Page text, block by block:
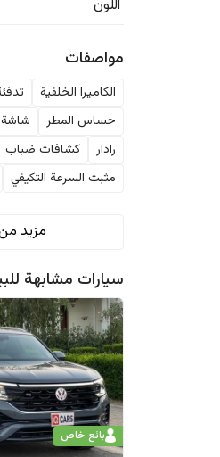
اللون
مواصفات
الكاميرا الخلفية
حساس المطر
شاشة
رادار
كشافات ضباب
مثبت السرعة التكيفي
مزيد
سيارات مشابهة
بائع خاص